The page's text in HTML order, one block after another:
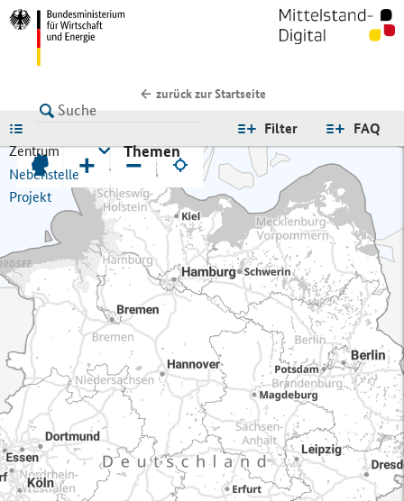
zurück zur Startseite
FAQ
Filter
Zentrum
Nebenstelle
Projekt
Themen
+ −